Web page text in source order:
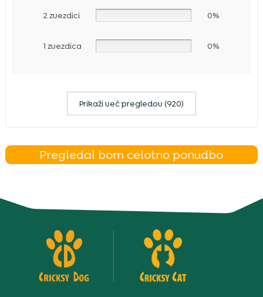
2 zvezdici 0%
1 zvezdica 0%
Prikaži več pregledov (920)
Pregledal bom celotno ponudbo